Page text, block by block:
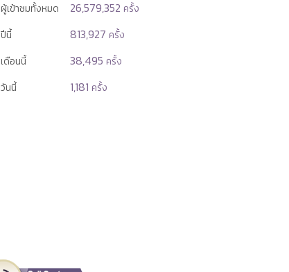
ผู้เข้าชมทั้งหมด 26,579,352 ครั้ง
ปีนี้
813,927 ครั้ง
เดือนนี้
38,495 ครั้ง
วันนี้
1,181 ครั้ง